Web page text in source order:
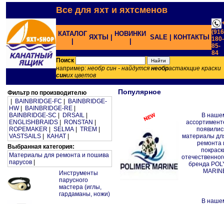
Все для яхт и яхтсменов
КАТАЛОГ ЯХТЫ |
НОВИНКИ
SALE | КОНТАКТЫ 180-
85-
84;
Поиск
например: необр син - найдутся необрастающие краски
синих цветов
Фильтр по производителю
BAINBRIDGE-FC
BAINBRIDGE-
HW| BAINBRIDGE-RE
BAINBRIDGE-SC
DRSAIL
ENGLISHBRAIDS
RONSTAN
ROPEMAKER
SELMA TREM
VASTSAILS
КАНАТ
Выбранная категория:
Материалы для ремонта и пошива
парусов
Инструменты
парусного
мастера (иглы,
гардаманы, ножи)
Популярное
В
материалы
ремонта
бренда
В